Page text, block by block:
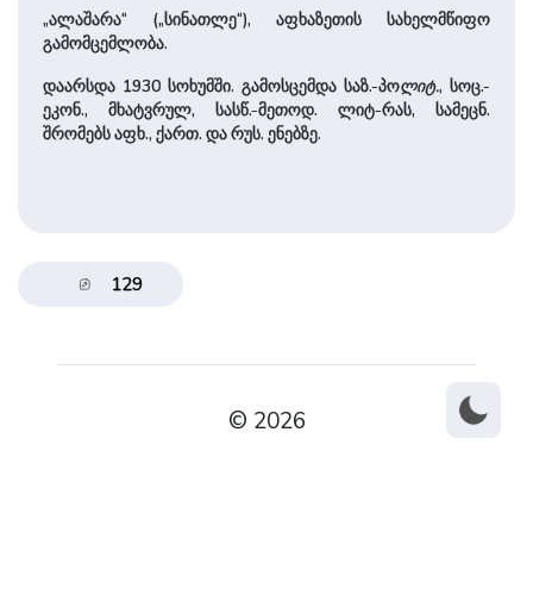
„ალაშარა“ („სინათლე“), აფხაზეთის სახელმწიფო
გამომცემლობა.
დაარსდა 1930 სოხუმში. გამოსცემდა საზ.-პოლიტ., სოც.-
ეკონ., მხატვრულ, სასწ.-მეთოდ. ლიტ-რას, სამეცნ.
შრომებს აფხ., ქართ. და რუს. ენებზე.
129
© 2026